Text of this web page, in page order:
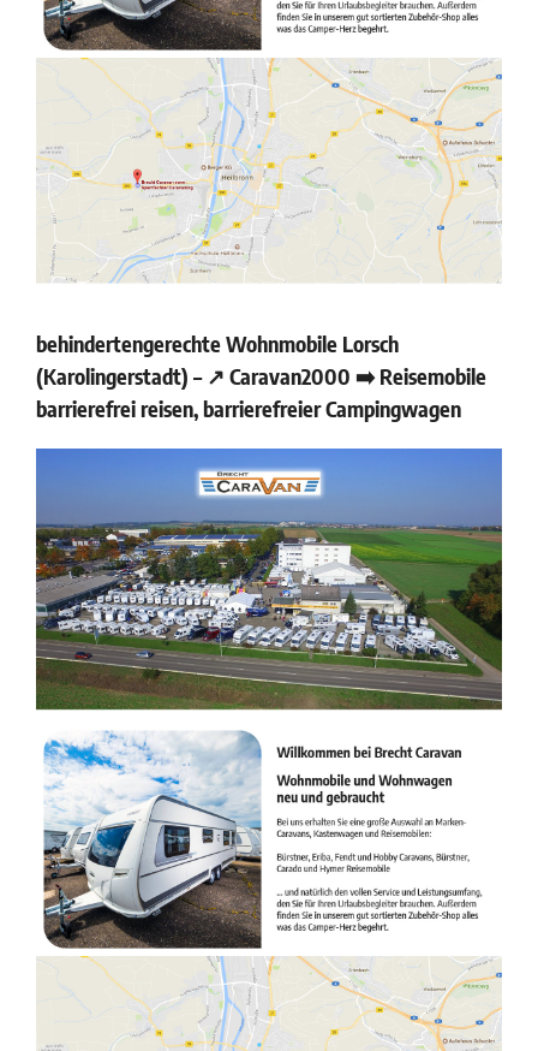
behindertengerechte Wohnmobile Lorsch
(Karolingerstadt) – ↗️ Caravan2000 ➡️ Reisemobile
barrierefrei reisen, barrierefreier Campingwagen